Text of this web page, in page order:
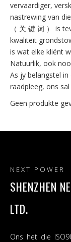
vervaardiger,
nastrewing van
（ 关 键 词 ） is
kwaliteit
is wat elke kliënt
Natuurlik, ook
As jy belangstel
raadpleeg, ons
Geen produkte
NEXT POWER
SHENZHEN
LTD.
Ons het die